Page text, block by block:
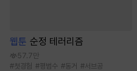
웹툰 순정 테러리즘
57.7만
#첫경험 #평범수 #동거 #서브공